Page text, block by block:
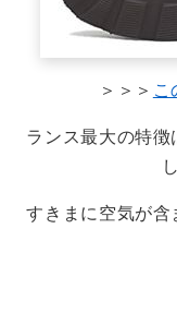
＞＞＞ こ
ランス最大の特徴
すきまに空気が含